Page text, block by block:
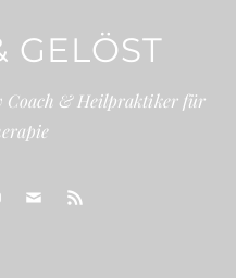
GELÖST
Coach & Heilpraktiker für